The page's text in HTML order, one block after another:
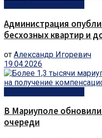
Администрация
бесхозных квартир и
от Александр Игоревич
19.04.2026
В Мариуполе
очереди